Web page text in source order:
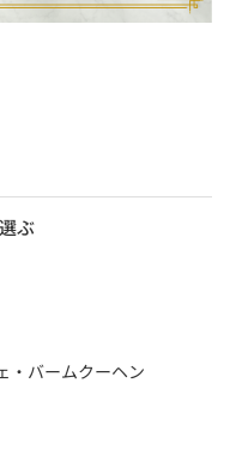
ぶ
・バームクーヘン